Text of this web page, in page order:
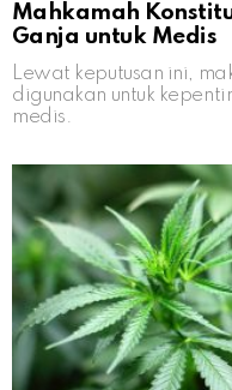
Mahkamah
Ganja untuk Medis
Lewat keputusan ini,
digunakan untuk
medis.